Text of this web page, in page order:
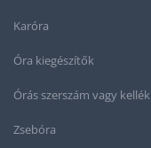
Karóra
Óra kiegészítők
Órás szerszám vagy kellék
Zsebóra